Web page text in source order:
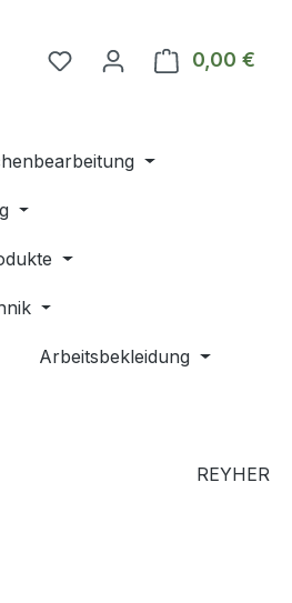
Du hast 0 Produkte auf
0,00 €
Arbeitsbekleidung
REYHER